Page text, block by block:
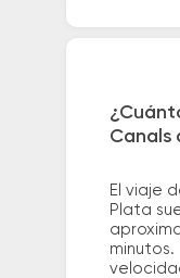
Canals
El viaje
Plata